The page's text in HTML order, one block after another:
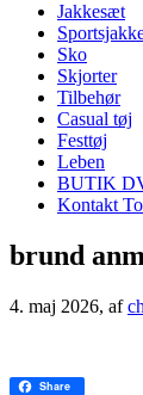
Jakkesæt
Sko
Skjorter
Tilbehør
Casual tøj
Festtøj
Leben
BUTIK
Kontakt
brund
4. maj 2026, af
Share